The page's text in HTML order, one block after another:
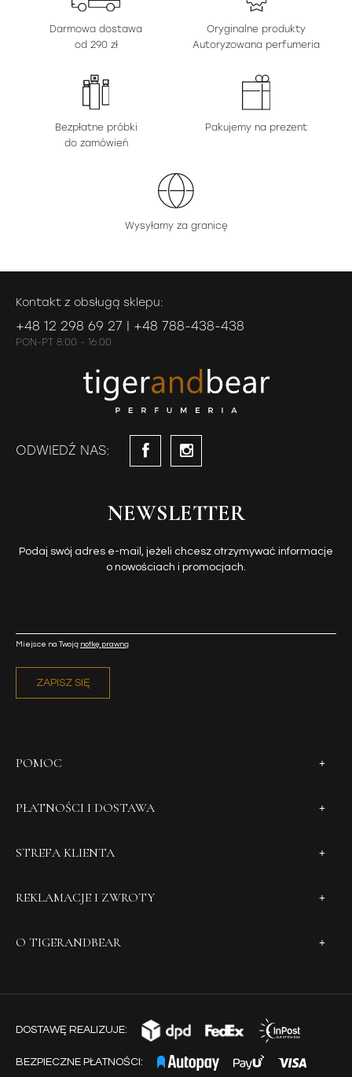
Darmowa dostawa
od 290 zł
Oryginalne produkty
Autoryzowana perfumeria
Bezpłatne próbki
do zamówień
Pakujemy na prezent
Wysyłamy za granicę
Kontakt z obsługą sklepu:
+48 12 298 69 27 | +48 788-438-438
PON-PT 8:00 - 16:00
ODWIEDŹ NAS:
NEWSLETTER
Podaj swój adres e-mail, jeżeli chcesz otrzymywać informacje
o nowościach i promocjach.
ZAPISZ SIĘ
Miejsce na Twoją notkę prawną
POMOC
PŁATNOŚCI I DOSTAWA
STREFA KLIENTA
REKLAMACJE I ZWROTY
O TIGERANDBEAR
DOSTAWĘ REALIZUJE:
BEZPIECZNE PŁATNOŚCI: